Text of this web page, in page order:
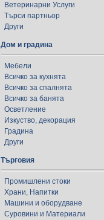
Ветеринарни Услуги
Търси партньор
Други
Дом и градина
Мебели
Всичко за кухнята
Всичко за спалнята
Всичко за банята
Осветление
Изкуство, декорация
Градина
Други
Търговия
Промишлени стоки
Храни, Напитки
Машини и оборудване
Суровини и Материали